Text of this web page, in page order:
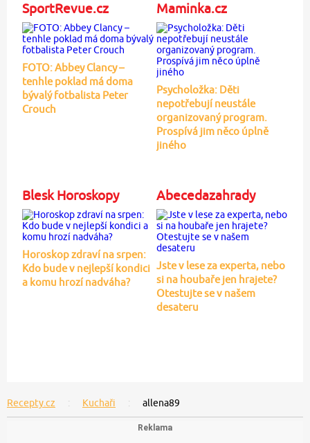
SportRevue.cz
FOTO: Abbey Clancy –
tenhle poklad má doma
bývalý fotbalista Peter
Crouch
Maminka.cz
Psycholožka: Děti
nepotřebují neustále
organizovaný program.
Prospívá jim něco úplně
jiného
Blesk Horoskopy
Horoskop zdraví na srpen:
Kdo bude v nejlepší kondici
a komu hrozí nadváha?
Abecedazahrady
Jste v lese za experta, nebo
si na houbaře jen hrajete?
Otestujte se v našem
desateru
Recepty.cz Kuchaři allena89